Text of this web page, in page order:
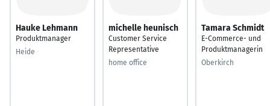
Hauke Lehmann
Produktmanager
Heide
michelle heunisch
Customer Service
Representative
home office
Tamara Schmidt
E-Commerce- und
Produktmanagerin
Oberkirch